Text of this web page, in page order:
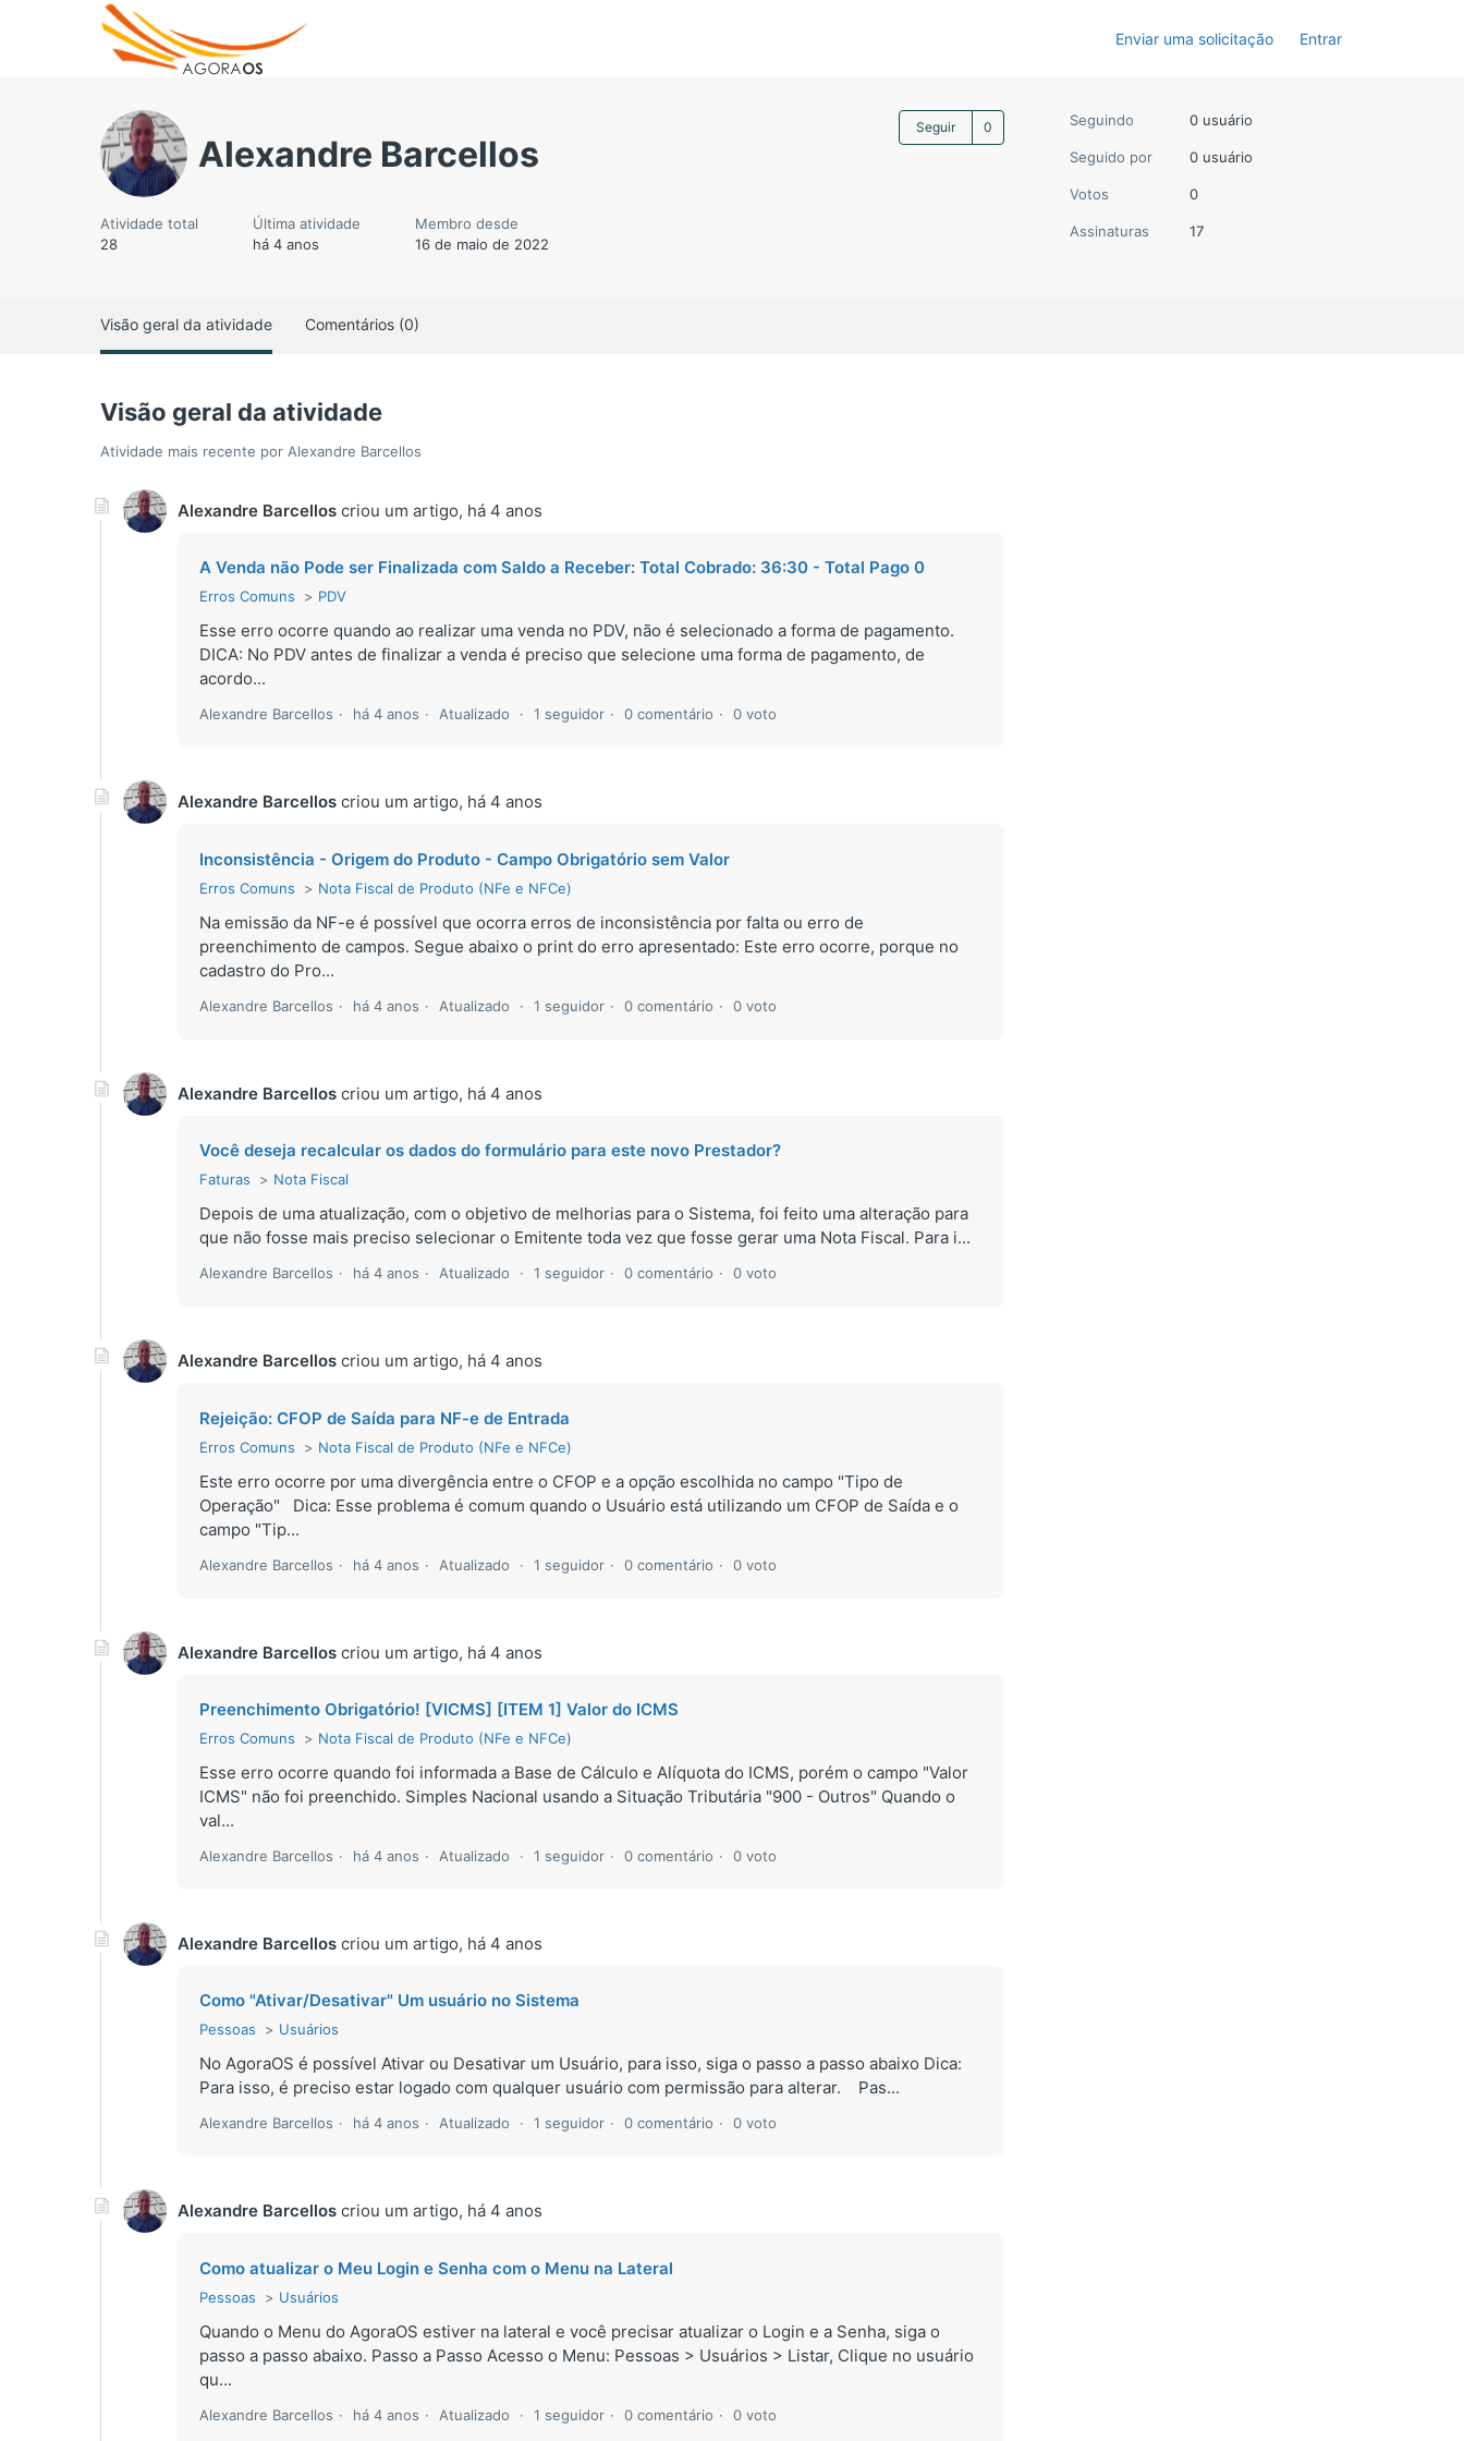
Enviar uma solicitação Entrar
Alexandre Barcellos
Seguir Ainda não seguido por ninguém
Atividade total
28
Última atividade
há 4 anos
Membro desde
16 de maio de 2022
Seguindo 0 usuário
Seguido por 0 usuário
Votos 0
Assinaturas 17
Visão geral da atividade Comentários (0)
Visão geral da atividade
Atividade mais recente por Alexandre Barcellos
Alexandre Barcellos criou um artigo, há 4 anos
A Venda não Pode ser Finalizada com Saldo a Receber: Total Cobrado: 36:30 - Total Pago 0
Erros Comuns PDV
Esse erro ocorre quando ao realizar uma venda no PDV, não é selecionado a forma de pagamento.
DICA: No PDV antes de finalizar a venda é preciso que selecione uma forma de pagamento, de
acordo...
Alexandre Barcellos há 4 anos Atualizado 1 seguidor 0 comentário 0 voto
Alexandre Barcellos criou um artigo, há 4 anos
Inconsistência - Origem do Produto - Campo Obrigatório sem Valor
Erros Comuns Nota Fiscal de Produto (NFe e NFCe)
Na emissão da NF-e é possível que ocorra erros de inconsistência por falta ou erro de
preenchimento de campos. Segue abaixo o print do erro apresentado: Este erro ocorre, porque no
cadastro do Pro...
Alexandre Barcellos há 4 anos Atualizado 1 seguidor 0 comentário 0 voto
Alexandre Barcellos criou um artigo, há 4 anos
Você deseja recalcular os dados do formulário para este novo Prestador?
Faturas Nota Fiscal
Depois de uma atualização, com o objetivo de melhorias para o Sistema, foi feito uma alteração para
que não fosse mais preciso selecionar o Emitente toda vez que fosse gerar uma Nota Fiscal. Para i...
Alexandre Barcellos há 4 anos Atualizado 1 seguidor 0 comentário 0 voto
Alexandre Barcellos criou um artigo, há 4 anos
Rejeição: CFOP de Saída para NF-e de Entrada
Erros Comuns Nota Fiscal de Produto (NFe e NFCe)
Este erro ocorre por uma divergência entre o CFOP e a opção escolhida no campo "Tipo de
Operação" Dica: Esse problema é comum quando o Usuário está utilizando um CFOP de Saída e o
campo "Tip...
Alexandre Barcellos há 4 anos Atualizado 1 seguidor 0 comentário 0 voto
Alexandre Barcellos criou um artigo, há 4 anos
Preenchimento Obrigatório! [VICMS] [ITEM 1] Valor do ICMS
Erros Comuns Nota Fiscal de Produto (NFe e NFCe)
Esse erro ocorre quando foi informada a Base de Cálculo e Alíquota do ICMS, porém o campo "Valor
ICMS" não foi preenchido. Simples Nacional usando a Situação Tributária "900 - Outros" Quando o
val...
Alexandre Barcellos há 4 anos Atualizado 1 seguidor 0 comentário 0 voto
Alexandre Barcellos criou um artigo, há 4 anos
Como "Ativar/Desativar" Um usuário no Sistema
Pessoas Usuários
No AgoraOS é possível Ativar ou Desativar um Usuário, para isso, siga o passo a passo abaixo Dica:
Para isso, é preciso estar logado com qualquer usuário com permissão para alterar. Pas...
Alexandre Barcellos há 4 anos Atualizado 1 seguidor 0 comentário 0 voto
Alexandre Barcellos criou um artigo, há 4 anos
Como atualizar o Meu Login e Senha com o Menu na Lateral
Pessoas Usuários
Quando o Menu do AgoraOS estiver na lateral e você precisar atualizar o Login e a Senha, siga o
passo a passo abaixo. Passo a Passo Acesso o Menu: Pessoas > Usuários > Listar, Clique no usuário
qu...
Alexandre Barcellos há 4 anos Atualizado 1 seguidor 0 comentário 0 voto